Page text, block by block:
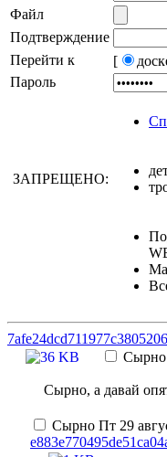
Файл
Подтверждение
Перейти к
[
Пароль
ЗАПРЕЩЕНО:
Сырно
Сырно, а давай
Сырно Пт 29